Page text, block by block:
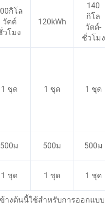
กิโล
วัตต์
วโมง
120kWh
140
กิโล
วัตต์-
ชั่วโมง
1 ชุด 1 ชุด 1 ชุด
500ม 500ม 500ม
1 ชุด 1 ชุด 1 ชุด
างต้นนี้ใช้สำหรับการออกแบบเ